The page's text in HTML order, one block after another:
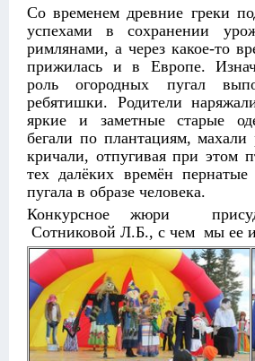
Со временем древние греки
успехами в сохранении
римлянами, а через какое-то
прижилась и в Европе.
роль огородных пугал
ребятишки. Родители
яркие и заметные старые
бегали по плантациям,
кричали, отпугивая при этом
тех далёких времён пернатые
пугала в образе человека.
Конкурсное жюри
Сотниковой Л.Б., с чем мы ее и